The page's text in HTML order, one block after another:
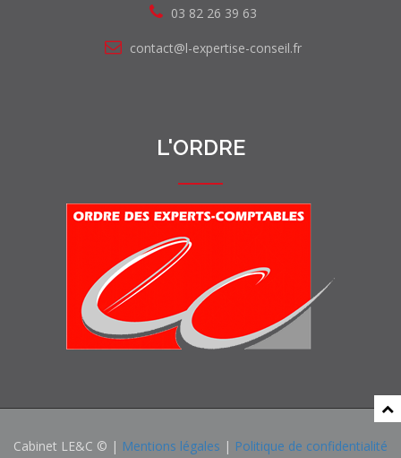
03 82 26 39 63
contact@l-expertise-conseil.fr
L'ORDRE
Cabinet LE&C © | Mentions légales | Politique de confidentialité